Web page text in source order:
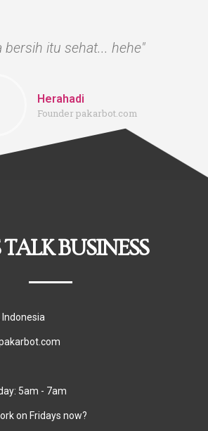
bersih itu sehat... hehe"
Herahadi
Founder pakarbot.com
TALK BUSINESS
5am - 7am
on Fridays now?